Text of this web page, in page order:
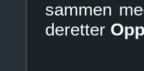
sammen
deretter